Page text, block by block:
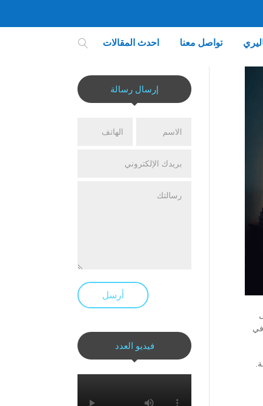
تواصل معنا احدث المقالات
في
إرسال رسالة
أرسل
فيديو العدد